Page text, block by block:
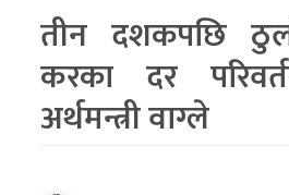
तीन दशकपछि
करका दर
अर्थमन्त्री वाग्ले